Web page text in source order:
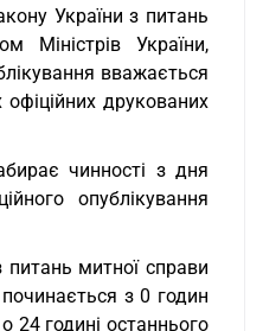
України з питань
Міністрів України,
вважається
друкованих
чинності з дня
опублікування
митної справи
з 0 годин
24 годині останнього